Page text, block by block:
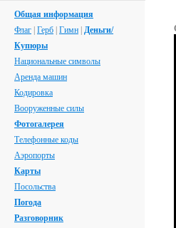
Общая информация
Флаг Герб Гимн Деньги/
Купюры
Национальные символы
Аренда машин
Кодировка
Вооруженные силы
Фотогалерея
Телефонные коды
Аэропорты
Карты
Посольства
Погода
Разговорник